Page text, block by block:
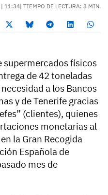
11:34| TIEMPO DE LECTURA: 3 MIN.
supermercados físicos
de 42 toneladas
a los Bancos
y de Tenerife gracias
(clientes), quienes
monetarias al
la Gran Recogida
Española de
mes de